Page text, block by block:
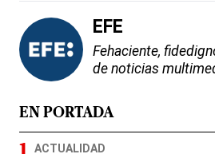
EFE
Fehaciente,
de noticias
EN PORTADA
ACTUALIDAD